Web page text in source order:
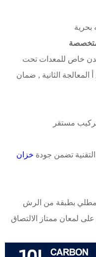
بحرية
خاص للمعدات تحت
المعالجة الثانية , ضمان
مستقر
التقنية تضمن جودة خزان
مطلي بطبقة من الرش
لمعان ممتاز
الالتصاق